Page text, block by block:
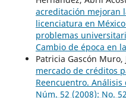
acreditación mejoran
licenciatura en
problemas
Cambio de época en
Patricia Gascón Muro,
mercado de créditos
Reencuentro.
Núm. 52 (2008): No.